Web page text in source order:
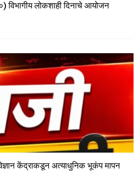
विभागीय लोकशाही दिनाचे आयोजन
केंद्राकडून अत्याधुनिक भूकंप मापन